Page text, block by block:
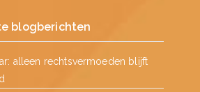
blogberichten
alleen rechtsvermoeden blijft